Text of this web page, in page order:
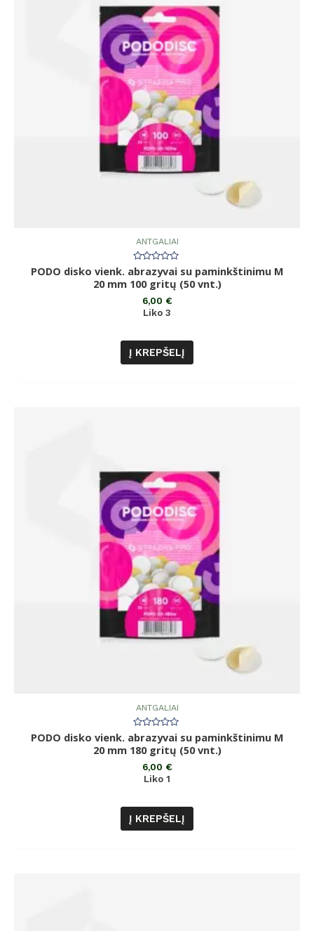
ANTGALIAI
Įvertinimas:
0
iš
PODO disko vienk. abrazyvai su paminkštinimu M
20 mm 100 gritų (50 vnt.)
6,00 €
Liko 3
Į KREPŠELĮ
ANTGALIAI
Įvertinimas:
0
iš
PODO disko vienk. abrazyvai su paminkštinimu M
20 mm 180 gritų (50 vnt.)
6,00 €
Liko 1
Į KREPŠELĮ